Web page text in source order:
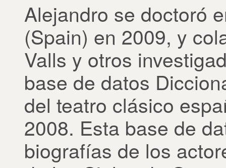
Alejandro se doctoró
(Spain) en 2009, y
Valls y otros
base de datos
del teatro clásico
2008. Esta base de
biografías de los